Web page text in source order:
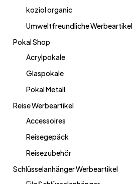
koziol organic
Umweltfreundliche Werbeartikel
Pokal Shop
Acrylpokale
Glaspokale
Pokal Metall
Reise Werbeartikel
Accessoires
Reisegepäck
Reisezubehör
Schlüsselanhänger Werbeartikel